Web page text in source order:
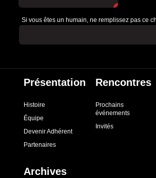
Si vous êtes un humain, ne remplissez pas ce
Présentation
Histoire
Équipe
Devenir Adhérent
Partenaires
Rencontres
Prochains
événements
Invités
Archives